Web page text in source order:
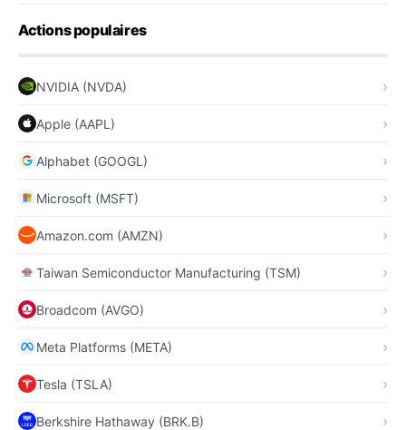
Actions populaires
NVIDIA (NVDA)
Apple (AAPL)
Alphabet (GOOGL)
Microsoft (MSFT)
Amazon.com (AMZN)
Taiwan Semiconductor Manufacturing (TSM)
Broadcom (AVGO)
Meta Platforms (META)
Tesla (TSLA)
Berkshire Hathaway (BRK.B)